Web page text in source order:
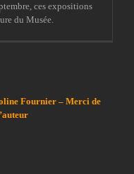
ces expositions
du Musée.
Fournier – Merci de